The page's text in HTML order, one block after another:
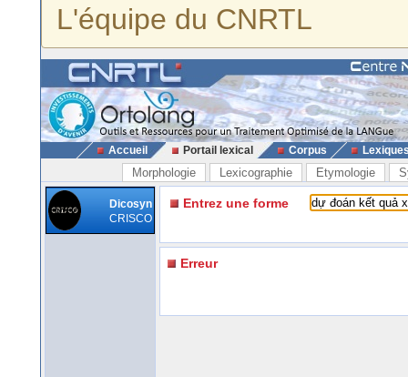
L'équipe du CNRTL
Accueil Portail lexical Corpus
Morphologie Lexicographie Etymologie
Dicosyn
CRISCO
Entrez une forme
Erreur